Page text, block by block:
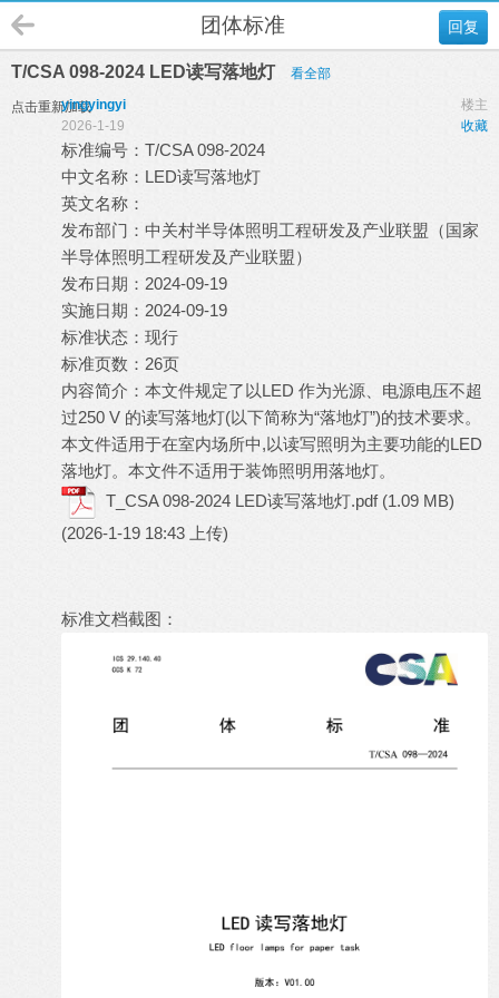
回复
团体标准
T/CSA 098-2024 LED读写落地灯 看全部
点击重新加载 楼主
yingyingyi
收藏
2026-1-19
标准编号：T/CSA 098-2024
中文名称：LED读写落地灯
英文名称：
发布部门：中关村半导体照明工程研发及产业联盟（国家
半导体照明工程研发及产业联盟）
发布日期：2024-09-19
实施日期：2024-09-19
标准状态：现行
标准页数：26页
内容简介：本文件规定了以LED 作为光源、电源电压不超
过250 V 的读写落地灯(以下简称为“落地灯”)的技术要求。
本文件适用于在室内场所中,以读写照明为主要功能的LED
落地灯。本文件不适用于装饰照明用落地灯。
T_CSA 098-2024 LED读写落地灯.pdf (1.09 MB)
(2026-1-19 18:43 上传)
标准文档截图：